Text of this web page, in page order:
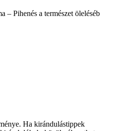
– Pihenés a természet öleléséb
Ha kirándulástippek